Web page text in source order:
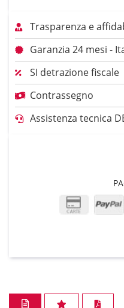
Trasparenza e
Garanzia 24 mesi -
SI detrazione fiscale
Contrassegno
Assistenza tecnica